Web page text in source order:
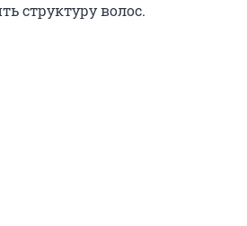
структуру волос.